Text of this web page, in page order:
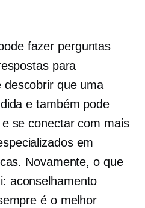
fazer perguntas
para
descobrir que uma
e também pode
se conectar com mais
em
Novamente, o que
aconselhamento
é o melhor